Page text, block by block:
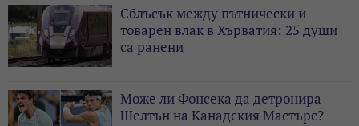
Сблъсък между пътнически и
товарен влак в Хърватия: 25 души
са ранени
Може ли Фонсека да детронира
Шелтън на Канадския Мастърс?